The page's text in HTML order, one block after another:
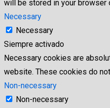
will be stored in your browser
Necessary
Necessary
Siempre activado
Necessary cookies are
website. These cookies do
Non-necessary
Non-necessary